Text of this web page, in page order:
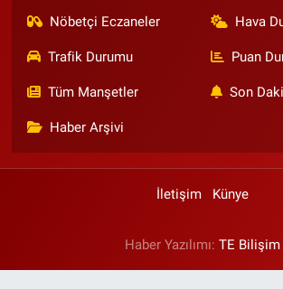
Nöbetçi Eczaneler Hava
Trafik Durumu Puan
Tüm Manşetler Son
Haber Arşivi
İletişim Künye
Haber Yazılımı: TE Bilişim